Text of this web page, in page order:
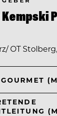
OT